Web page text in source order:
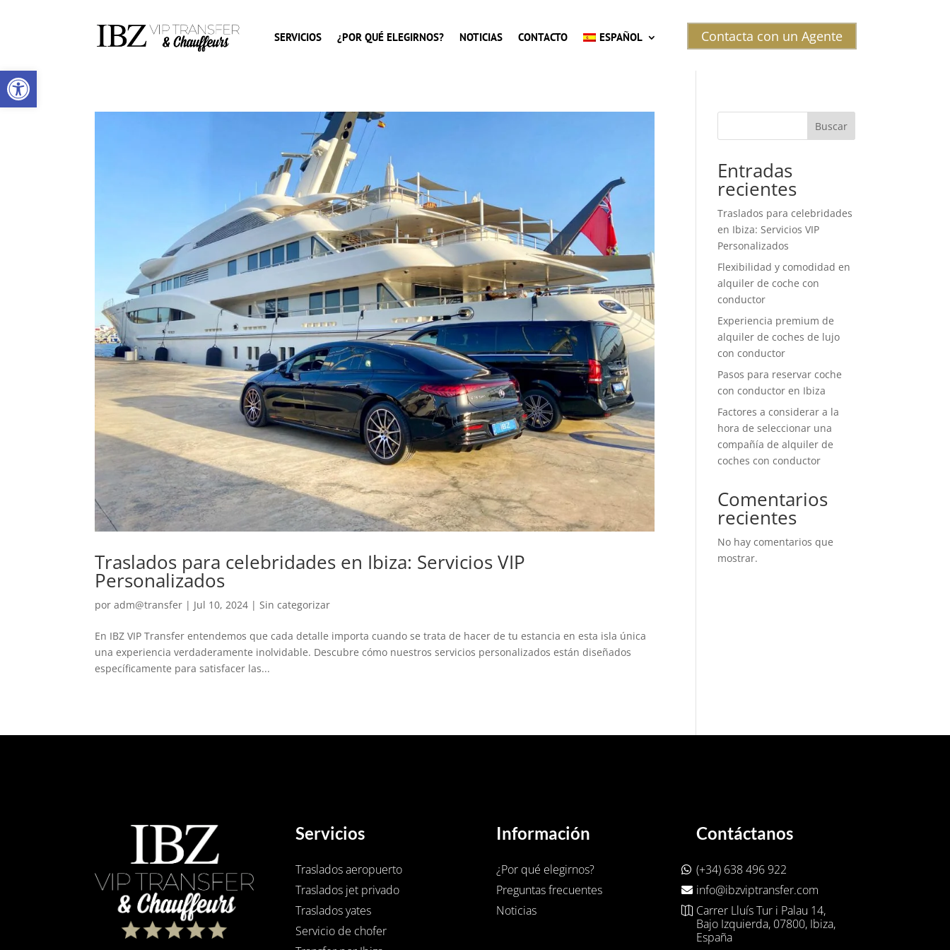
Abrir barra de herramientas
SERVICIOS ¿POR QUÉ ELEGIRNOS? NOTICIAS CONTACTO ESPAÑOL Contacta con un Agente
Traslados para celebridades en Ibiza: Servicios VIP
Personalizados
poradm@transfer | Jul 10, 2024 | Sin categorizar
En IBZ VIP Transfer entendemos que cada detalle importa cuando se trata de hacer de tu estancia en esta isla única
una experiencia verdaderamente inolvidable. Descubre cómo nuestros servicios personalizados están diseñados
específicamente para satisfacer las...
Buscar
Entradas
recientes
Traslados para celebridades
en Ibiza: Servicios VIP
Personalizados
Flexibilidad y comodidad en
alquiler de coche con
conductor
Experiencia premium de
alquiler de coches de lujo
con conductor
Pasos para reservar coche
con conductor en Ibiza
Factores a considerar a la
hora de seleccionar una
compañía de alquiler de
coches con conductor
Comentarios
recientes
No hay comentarios que
mostrar.
Servicios
Traslados aeropuerto
Traslados jet privado
Traslados yates
Servicio de chofer
Información
¿Por qué elegirnos?
Preguntas frecuentes
Noticias
Contáctanos
(+34) 638 496 922
info@ibzviptransfer.com
Carrer Lluís Tur i Palau 14,
Bajo Izquierda, 07800, Ibiza,
España